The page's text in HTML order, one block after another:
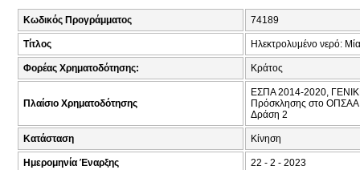
Κωδικός Προγράμματος 74189
Τίτλος Ηλεκτρολυμένο νερό:
Φορέας Χρηματοδότησης: Κράτος
Πλαίσιο Χρηματοδότησης
ΕΣΠΑ 2014-2020,
Πρόσκλησης στο
Δράση 2
Κατάσταση Κίνηση
Ημερομηνία Έναρξης 22 - 2 - 2023